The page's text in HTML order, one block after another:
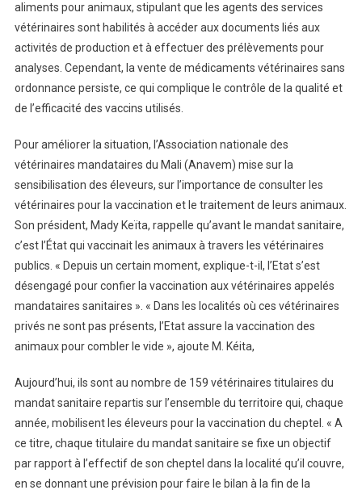
aliments pour animaux, stipulant que les agents des services
vétérinaires sont habilités à accéder aux documents liés aux
activités de production et à effectuer des prélèvements pour
analyses. Cependant, la vente de médicaments vétérinaires sans
ordonnance persiste, ce qui complique le contrôle de la qualité et
de l’efficacité des vaccins utilisés.
Pour améliorer la situation, l’Association nationale des
vétérinaires mandataires du Mali (Anavem) mise sur la
sensibilisation des éleveurs, sur l’importance de consulter les
vétérinaires pour la vaccination et le traitement de leurs animaux.
Son président, Mady Keïta, rappelle qu’avant le mandat sanitaire,
c’est l’État qui vaccinait les animaux à travers les vétérinaires
publics. « Depuis un certain moment, explique-t-il, l’Etat s’est
désengagé pour confier la vaccination aux vétérinaires appelés
mandataires sanitaires ». « Dans les localités où ces vétérinaires
privés ne sont pas présents, l’Etat assure la vaccination des
animaux pour combler le vide », ajoute M. Kéita,
Aujourd’hui, ils sont au nombre de 159 vétérinaires titulaires du
mandat sanitaire repartis sur l’ensemble du territoire qui, chaque
année, mobilisent les éleveurs pour la vaccination du cheptel. « A
ce titre, chaque titulaire du mandat sanitaire se fixe un objectif
par rapport à l’effectif de son cheptel dans la localité qu’il couvre,
en se donnant une prévision pour faire le bilan à la fin de la